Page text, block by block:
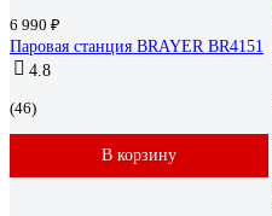
6 990 ₽
Паровая станция BRAYER BR4151
4.8
(46)
В корзину